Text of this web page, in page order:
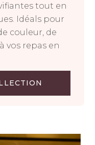
tout en
Idéals pour
couleur, de
vos repas en